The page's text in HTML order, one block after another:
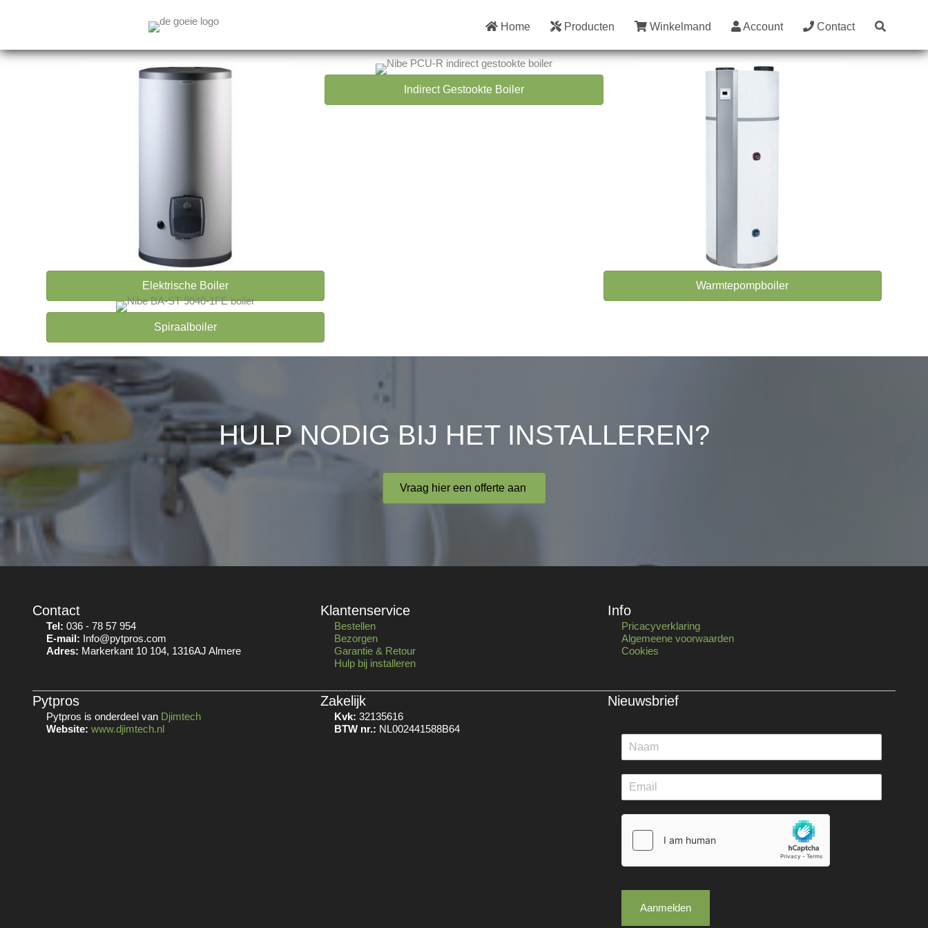
Home Producten Winkelmand Account Contact
Elektrische Boiler
Indirect Gestookte Boiler
Warmtepompboiler
Spiraalboiler
HULP NODIG BIJ HET INSTALLEREN?
Vraag hier een offerte aan
Contact
Tel: 036 - 78 57 954
E-mail: Info@pytpros.com
Adres: Markerkant 10 104, 1316AJ Almere
Klantenservice
Bestellen
Bezorgen
Garantie & Retour
Hulp bij installeren
Info
Pricacyverklaring
Algemeene voorwaarden
Cookies
Pytpros
Pytpros is onderdeel van Djimtech
Website: www.djimtech.nl
Zakelijk
Kvk: 32135616
BTW nr.: NL002441588B64
Nieuwsbrief
Aanmelden